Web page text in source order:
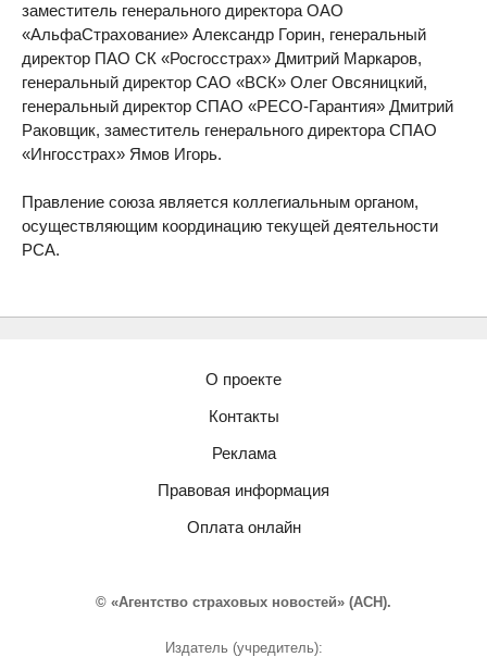
заместитель генерального директора ОАО
«АльфаСтрахование» Александр Горин, генеральный
директор ПАО СК «Росгосстрах» Дмитрий Маркаров,
генеральный директор САО «ВСК» Олег Овсяницкий,
генеральный директор СПАО «РЕСО-Гарантия» Дмитрий
Раковщик, заместитель генерального директора СПАО
«Ингосстрах» Ямов Игорь.
Правление союза является коллегиальным органом,
осуществляющим координацию текущей деятельности
РСА.
О проекте
Контакты
Реклама
Правовая информация
Оплата онлайн
© «Агентство страховых новостей» (АСН).
Издатель (учредитель):